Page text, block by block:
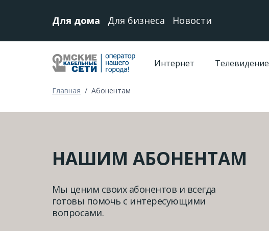
Для дома Для бизнеса Новости
Интернет Телевидение
Главная / Абонентам
НАШИМ АБОНЕНТАМ
Мы ценим своих абонентов и всегда
готовы помочь с интересующими
вопросами.